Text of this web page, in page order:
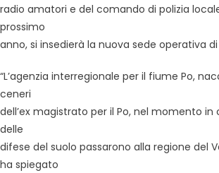
radio amatori e del comando di polizia
prossimo
anno, si insedierà la nuova sede operativa di
“L’agenzia interregionale per il fiume Po,
ceneri
dell’ex magistrato per il Po, nel momento
delle
difese del suolo passarono alla regione del
ha spiegato